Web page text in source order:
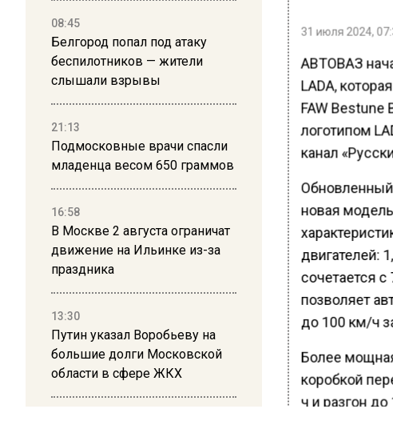
08:45
Белгород попал под атаку
беспилотников — жители
слышали взрывы
21:13
Подмосковные врачи спасли
младенца весом 650 граммов
16:58
В Москве 2 августа ограничат
движение на Ильинке из-за
праздника
13:30
Путин указал Воробьеву на
большие долги Московской
области в сфере ЖКХ
31 июля 2024,
АВТОВАЗ
LADA,
FAW
логотипом
канал
Обновленный
новая
двигателей:
сочетается
позволяет
до 100 км/ч
Более
коробкой
ч и разгон